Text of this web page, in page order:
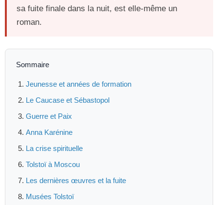
sa fuite finale dans la nuit, est elle-même un
roman.
Sommaire
Jeunesse et années de formation
Le Caucase et Sébastopol
Guerre et Paix
Anna Karénine
La crise spirituelle
Tolstoï à Moscou
Les dernières œuvres et la fuite
Musées Tolstoï